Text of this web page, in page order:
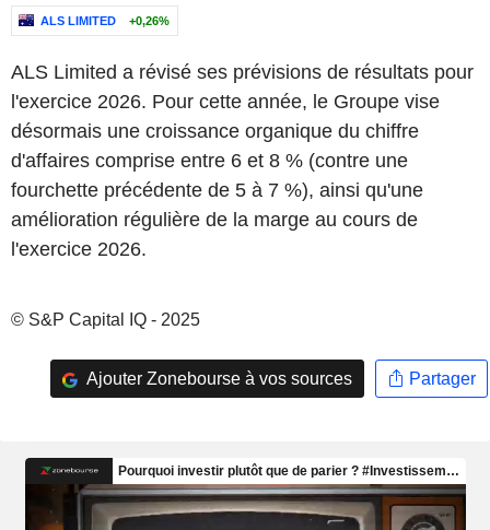
ALS LIMITED +0,26%
ALS Limited a révisé ses prévisions de résultats pour
l'exercice 2026. Pour cette année, le Groupe vise
désormais une croissance organique du chiffre
d'affaires comprise entre 6 et 8 % (contre une
fourchette précédente de 5 à 7 %), ainsi qu'une
amélioration régulière de la marge au cours de
l'exercice 2026.
© S&P Capital IQ - 2025
Ajouter Zonebourse à vos sources Partager